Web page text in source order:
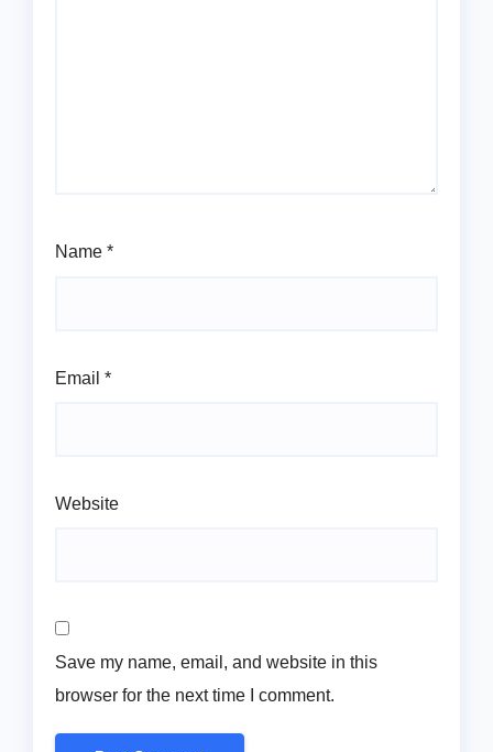
Name *
Email *
Website
Save my name, email, and website in this
browser for the next time I comment.